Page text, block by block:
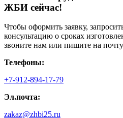
ЖБИ сейчас!
Чтобы оформить заявку,
консультацию о сроках
звоните нам или пишите на
Телефоны:
+7-912-894-17-79
Эл.почта:
zakaz@zhbi25.ru